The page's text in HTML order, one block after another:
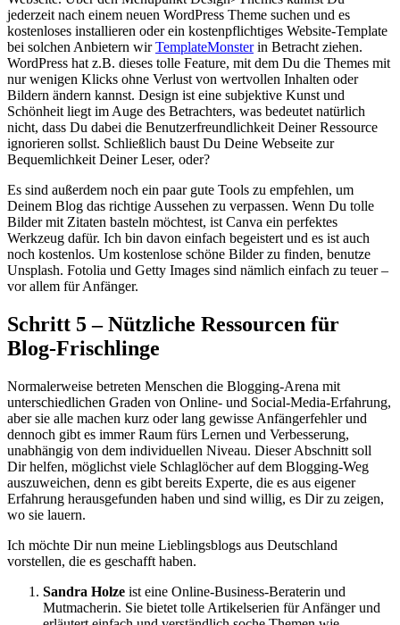
jederzeit nach einem neuen WordPress Theme suchen und es
kostenloses installieren oder ein kostenpflichtiges Website-Template
bei solchen Anbietern wirTemplateMonsterin Betracht ziehen.
WordPress hat z.B. dieses tolle Feature, mit dem Du die Themes mit
nur wenigen Klicks ohne Verlust von wertvollen Inhalten oder
Bildern ändern kannst. Design ist eine subjektive Kunst und
Schönheit liegt im Auge des Betrachters, was bedeutet natürlich
nicht, dass Du dabei die Benutzerfreundlichkeit Deiner Ressource
ignorieren sollst. Schließlich baust Du Deine Webseite zur
Bequemlichkeit Deiner Leser, oder?
Es sind außerdem noch ein paar gute Tools zu empfehlen, um
Deinem Blog das richtige Aussehen zu verpassen. Wenn Du tolle
Bilder mit Zitaten basteln möchtest, ist Canva ein perfektes
Werkzeug dafür. Ich bin davon einfach begeistert und es ist auch
noch kostenlos. Um kostenlose schöne Bilder zu finden, benutze
Unsplash. Fotolia und Getty Images sind nämlich einfach zu teuer –
vor allem für Anfänger.
Schritt 5 – Nützliche Ressourcen für
Blog-Frischlinge
Normalerweise betreten Menschen die Blogging-Arena mit
unterschiedlichen Graden von Online- und Social-Media-Erfahrung,
aber sie alle machen kurz oder lang gewisse Anfängerfehler und
dennoch gibt es immer Raum fürs Lernen und Verbesserung,
unabhängig von dem individuellen Niveau. Dieser Abschnitt soll
Dir helfen, möglichst viele Schlaglöcher auf dem Blogging-Weg
auszuweichen, denn es gibt bereits Experte, die es aus eigener
Erfahrung herausgefunden haben und sind willig, es Dir zu zeigen,
wo sie lauern.
Ich möchte Dir nun meine Lieblingsblogs aus Deutschland
vorstellen, die es geschafft haben.
Sandra Holze ist eine Online-Business-Beraterin und
Mutmacherin. Sie bietet tolle Artikelserien für Anfänger und